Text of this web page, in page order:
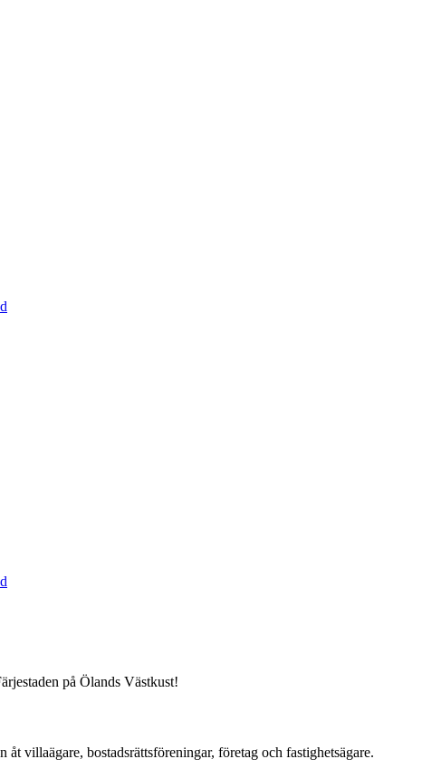
på Ölands Västkust!
villaägare, bostadsrättsföreningar, företag och fastighetsägare.